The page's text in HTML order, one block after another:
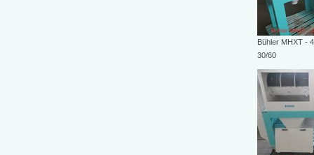
Bühler MHXT -
30/60